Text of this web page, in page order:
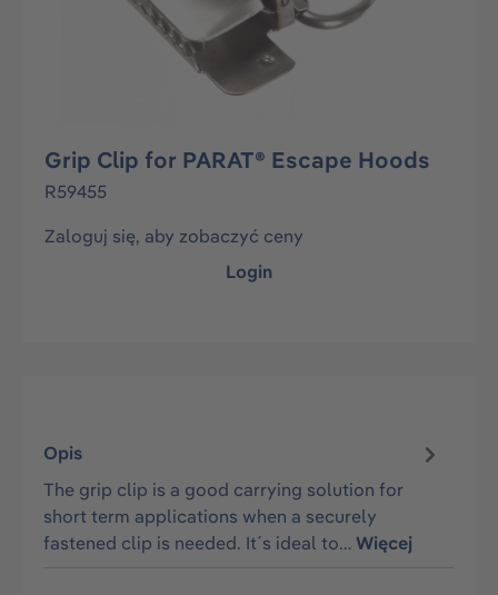
Grip Clip for PARAT® Escape Hoods
R59455
Zaloguj się, aby zobaczyć ceny
Login
Opis
The grip clip is a good carrying solution for
short term applications when a securely
fastened clip is needed. It´s ideal to…Więcej